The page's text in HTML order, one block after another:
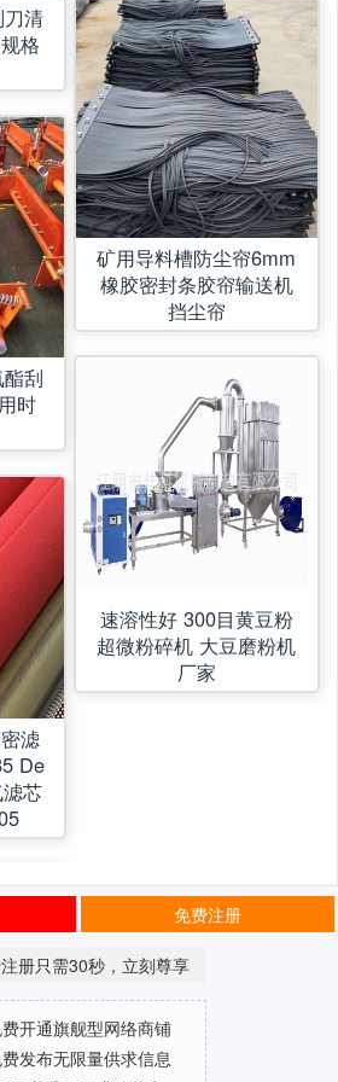
清
格
刮
时
滤
De
芯
矿用导料槽防尘帘6mm
橡胶密封条胶帘输送机
挡尘帘
速溶性好 300目黄豆粉
超微粉碎机 大豆磨粉机
厂家
免费注册
册只需30秒，立刻尊享
开通旗舰型网络商铺
发布无限量供求信息